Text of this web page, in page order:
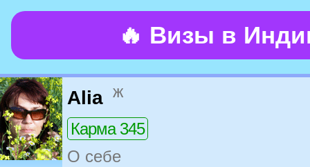
🔥 Визы в
Alia ж
Карма 345
О себе